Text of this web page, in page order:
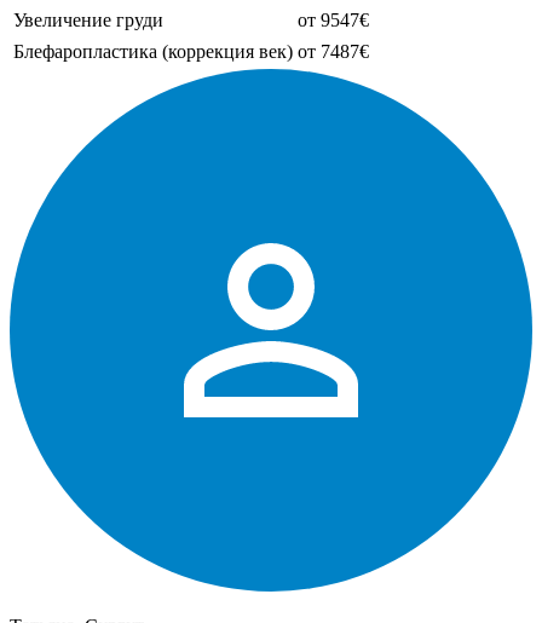
Увеличение груди
от 9547€
Блефаропластика (коррекция век) от 7487€